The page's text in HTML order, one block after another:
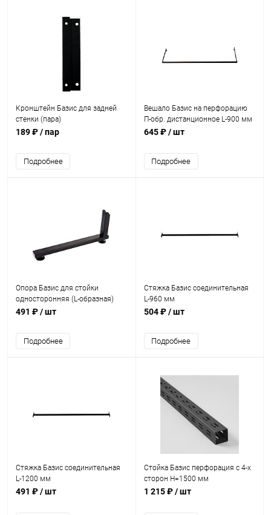
Кронштейн Базис для задней
стенки (пара)
189 ₽/ пар
Подробнее
Вешало Базис на перфорацию
П-обр. дистанционное L-900 мм
645 ₽/ шт
Подробнее
Опора Базис для стойки
односторонняя (L-образная)
491 ₽/ шт
Подробнее
Стяжка Базис соединительная
L-960 мм
504 ₽/ шт
Подробнее
Стяжка Базис соединительная
L-1200 мм
491 ₽/ шт
Стойка Базис перфорация с 4-х
сторон H=1500 мм
1 215 ₽/ шт